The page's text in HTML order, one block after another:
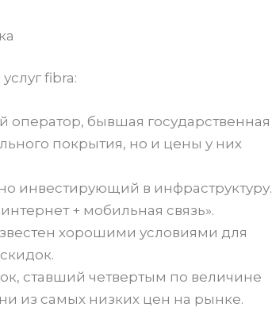
fibra:
бывшая государственная
покрытия, но и цены у них
инвестирующий в инфраструктуру.
+ мобильная связь».
хорошими условиями для
ставший четвертым по величине
из самых низких цен на рынке.